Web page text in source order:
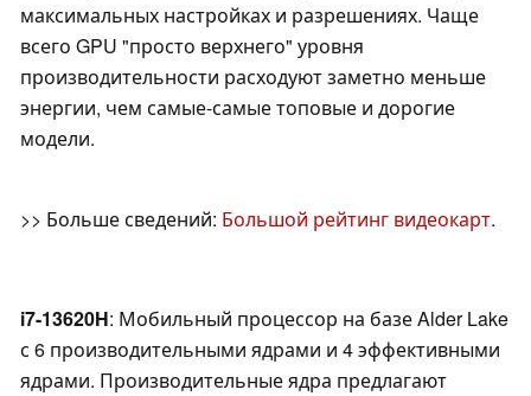
максимальных настройках и разрешениях. Чаще
всего GPU "просто верхнего" уровня
производительности расходуют заметно меньше
энергии, чем самые-самые топовые и дорогие
модели.
>> Больше сведений: Большой рейтинг видеокарт.
i7-13620H: Мобильный процессор на базе Alder Lake
с 6 производительными ядрами и 4 эффективными
ядрами. Производительные ядра предлагают